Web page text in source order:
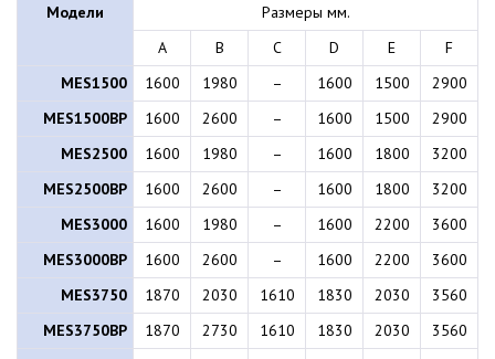
Модели
Размеры мм.
A
B C D E
F
MES1500
1600 1980 – 1600 1500
2900
MES1500BP
1600 2600 – 1600 1500
2900
MES2500
1600 1980 – 1600 1800
3200
MES2500BP
1600 2600 – 1600 1800
3200
MES3000
1600 1980 – 1600 2200
3600
MES3000BP
1600 2600 – 1600 2200
3600
MES3750
1870 2030 1610 1830 2030
3560
MES3750BP
1870 2730 1610 1830 2030
3560